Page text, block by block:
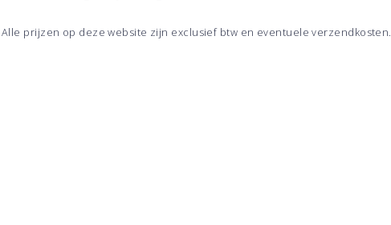
Alle prijzen op deze website zijn exclusief btw en eventuele verzendkosten.